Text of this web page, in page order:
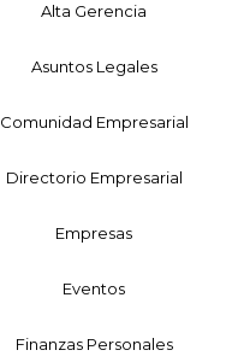
Alta Gerencia
Asuntos Legales
Comunidad Empresarial
Directorio Empresarial
Empresas
Eventos
Finanzas Personales